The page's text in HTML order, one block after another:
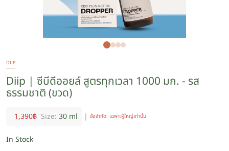
DIIP
Diip | ซีบีดีออยล์ สูตรทุกเวลา 1000 มก. - รส
ธรรมชาติ (ขวด)
1,390฿ Size: 30 ml | ข้อจำกัด: เฉพาะผู้ใหญ่เท่านั้น
In Stock